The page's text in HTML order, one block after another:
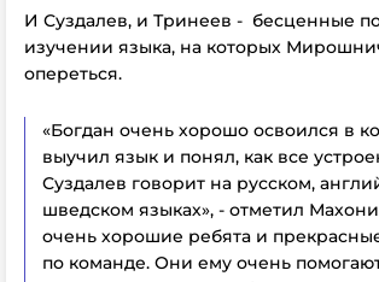
И Суздалев, и Тринеев - бесценные
изучении языка, на которых
опереться.
«Богдан очень хорошо освоился в
выучил язык и понял, как все
Суздалев говорит на русском,
шведском языках», - отметил
очень хорошие ребята и
по команде. Они ему очень